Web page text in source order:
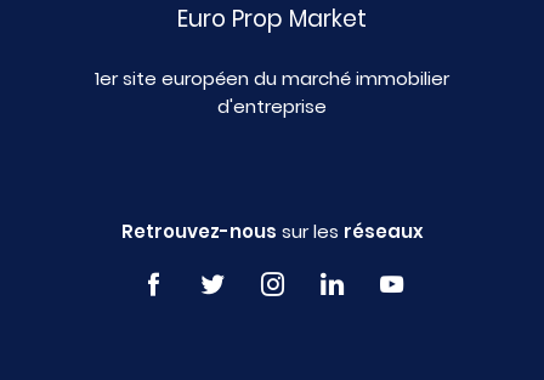
Euro Prop Market
1er site européen du marché immobilier
d'entreprise
Retrouvez-nous sur les réseaux